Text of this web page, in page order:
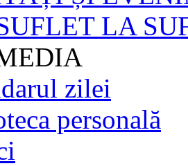
LA
zilei
personală